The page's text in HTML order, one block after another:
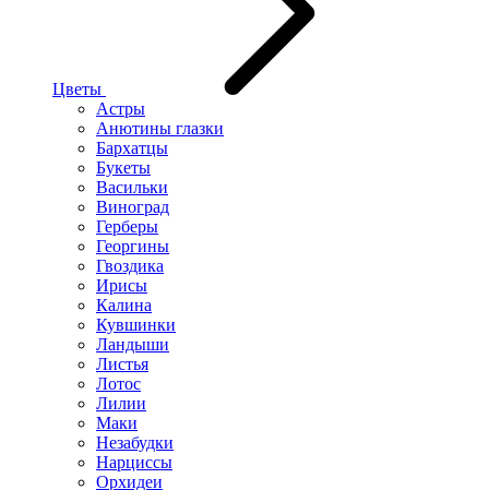
Цветы
Астры
Анютины глазки
Бархатцы
Букеты
Васильки
Виноград
Герберы
Георгины
Гвоздика
Ирисы
Калина
Кувшинки
Ландыши
Листья
Лотос
Лилии
Маки
Незабудки
Нарциссы
Орхидеи